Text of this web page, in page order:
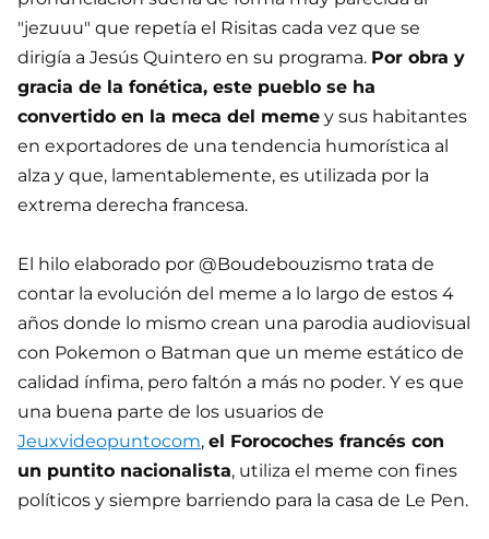
"jezuuu" que repetía el Risitas cada vez que se
dirigía a Jesús Quintero en su programa. Por obra y
gracia de la fonética, este pueblo se ha
convertido en la meca del meme y sus habitantes
en exportadores de una tendencia humorística al
alza y que, lamentablemente, es utilizada por la
extrema derecha francesa.
El hilo elaborado por @Boudebouzismo trata de
contar la evolución del meme a lo largo de estos 4
años donde lo mismo crean una parodia audiovisual
con Pokemon o Batman que un meme estático de
calidad ínfima, pero faltón a más no poder. Y es que
una buena parte de los usuarios de
Jeuxvideopuntocom, el Forocoches francés con
un puntito nacionalista, utiliza el meme con fines
políticos y siempre barriendo para la casa de Le Pen.